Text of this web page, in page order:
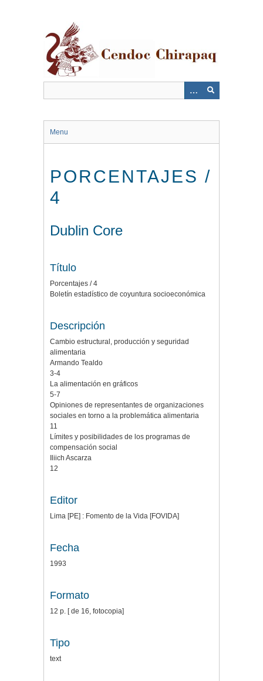
Menu
PORCENTAJES /
4
Dublin Core
Título
Porcentajes / 4
Boletín estadístico de coyuntura socioeconómica
Descripción
Cambio estructural, producción y seguridad
alimentaria
Armando Tealdo
3-4
La alimentación en gráficos
5-7
Opiniones de representantes de organizaciones
sociales en torno a la problemática alimentaria
11
Límites y posibilidades de los programas de
compensación social
Iliich Ascarza
12
Editor
Lima [PE] : Fomento de la Vida [FOVIDA]
Fecha
1993
Formato
12 p. [ de 16, fotocopia]
Tipo
text